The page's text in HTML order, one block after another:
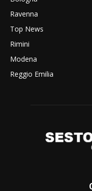
Ravenna
Top News
Rimini
Modena
Reggio Emilia